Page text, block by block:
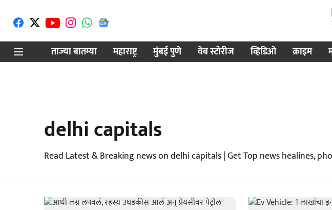
ताज्या बातम्या
महाराष्ट्र मुंबई पुणे वेब स्टोरीज व्हिडिओ क्राइम
delhi capitals
Read Latest & Breaking news on delhi capitals | Get Top news healines,